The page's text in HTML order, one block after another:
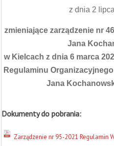
z dnia 2
zmieniające zarządzenie nr
Jana
w Kielcach z dnia 6 marca
Regulaminu
Jana
Dokumenty do pobrania:
Zarządzenie nr 95-2021 Regulamin